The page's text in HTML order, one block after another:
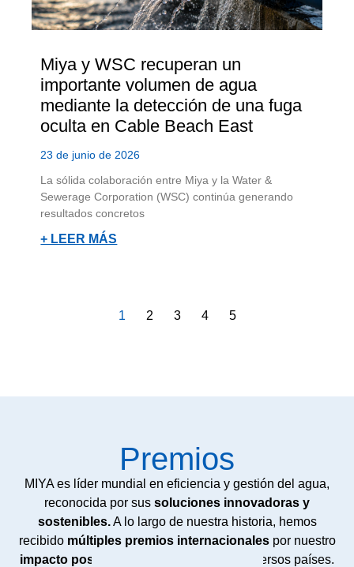
Miya y WSC recuperan un
importante volumen de agua
mediante la detección de una fuga
oculta en Cable Beach East
23 de junio de 2026
La sólida colaboración entre Miya y la Water &
Sewerage Corporation (WSC) continúa generando
resultados concretos
+ LEER MÁS
1 2 3 4 5
Premios
MIYA es líder mundial en eficiencia y gestión del agua,
reconocida por sus soluciones innovadoras y
sostenibles.A lo largo de nuestra historia, hemos
recibido múltiples premios internacionales por nuestro
impacto positivo en comunidades
de diversos países.